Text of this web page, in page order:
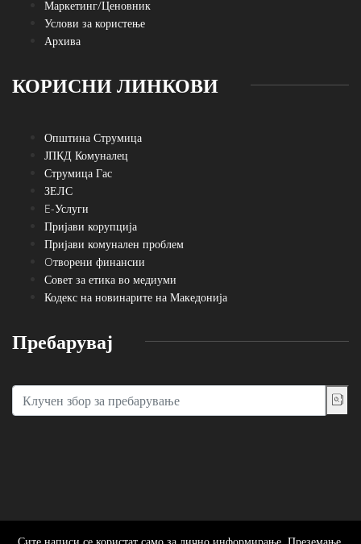
Маркетинг/Ценовник
Услови за користење
Архива
КОРИСНИ ЛИНКОВИ
Општина Струмица
ЈПКД Комуналец
Струмица Гас
ЗЕЛС
E-Услуги
Пријави корупција
Пријави комунален проблем
Oтворени финансии
Совет за етика во медиуми
Кодекс на новинарите на Македонија
Пребарувај